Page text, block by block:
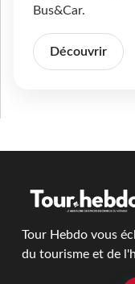
Bus&Car.
Découvrir
Tour Hebdo vous
du tourisme et de